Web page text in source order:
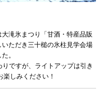
滝氷まつり「甘酒・特産品販
ただき三十槌の氷柱見学会場
。
ですが、ライトアップは引き
しみください！